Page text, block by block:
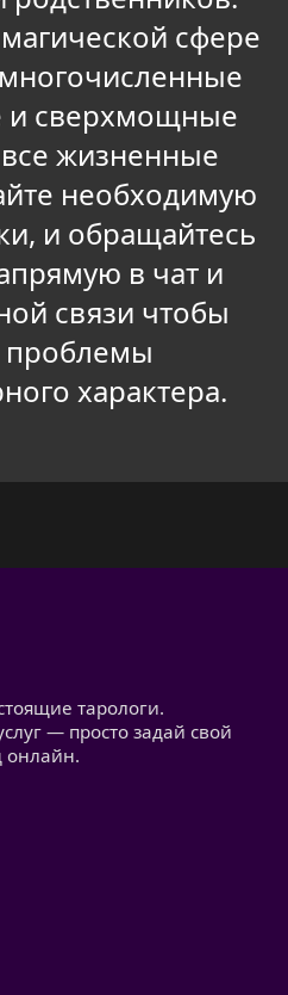
сфере
и сверхмощные
жизненные
необходимую
и обращайтесь
в чат и
связи чтобы
характера.
тарологи.
— просто задай свой
онлайн.